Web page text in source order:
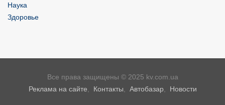
Наука
Здоровье
Все права защищены © 2025 kv.com.ua
Реклама на сайте
Контакты Автобазар Новости